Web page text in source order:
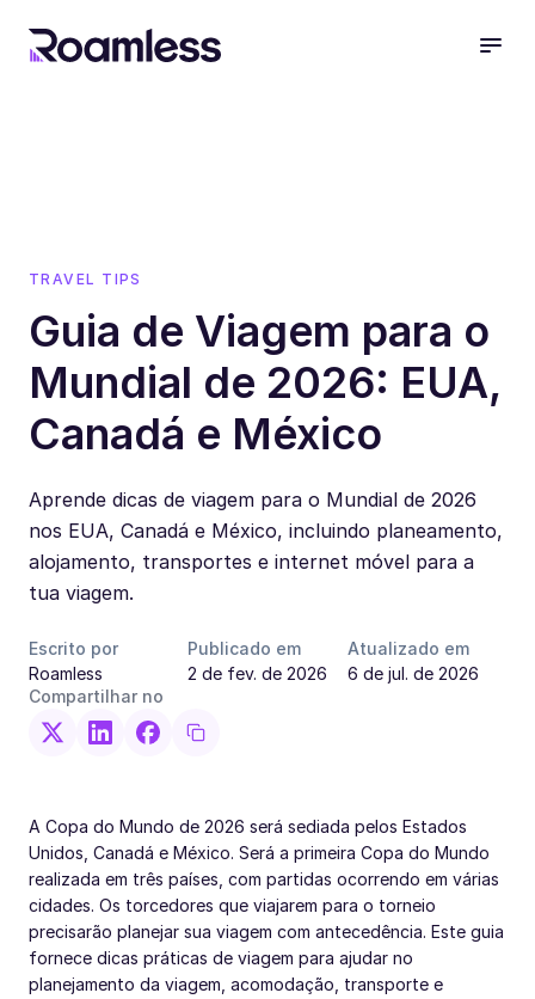
TRAVEL TIPS
Guia de Viagem para o
Mundial de 2026: EUA,
Canadá e México
Aprende dicas de viagem para o Mundial de 2026
nos EUA, Canadá e México, incluindo planeamento,
alojamento, transportes e internet móvel para a
tua viagem.
Escrito por
Roamless
Publicado em
2 de fev. de 2026
Atualizado em
6 de jul. de 2026
Compartilhar no
A Copa do Mundo de 2026 será sediada pelos Estados
Unidos, Canadá e México. Será a primeira Copa do Mundo
realizada em três países, com partidas ocorrendo em várias
cidades. Os torcedores que viajarem para o torneio
precisarão planejar sua viagem com antecedência. Este guia
fornece dicas práticas de viagem para ajudar no
planejamento da viagem, acomodação, transporte e